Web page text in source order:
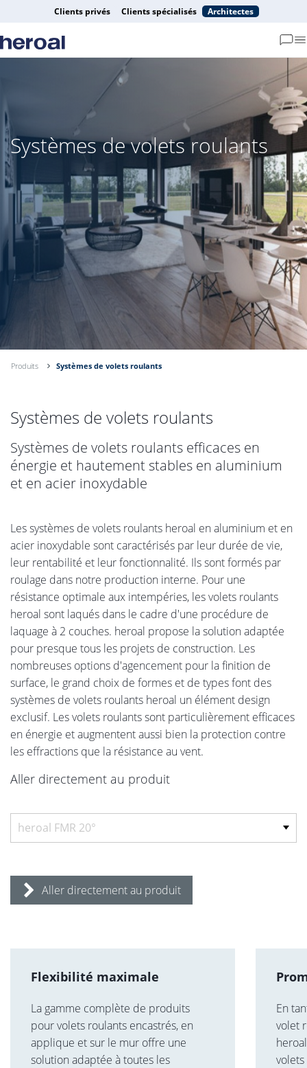
Clients privés Clients spécialisés Architectes
Systèmes de volets roulants
Produits Systèmes de volets roulants
Systèmes de volets roulants
Systèmes de volets roulants efficaces en
énergie et hautement stables en aluminium
et en acier inoxydable
Les systèmes de volets roulants heroal en aluminium et en
acier inoxydable sont caractérisés par leur durée de vie,
leur rentabilité et leur fonctionnalité. Ils sont formés par
roulage dans notre production interne. Pour une
résistance optimale aux intempéries, les volets roulants
heroal sont laqués dans le cadre d'une procédure de
laquage à 2 couches. heroal propose la solution adaptée
pour presque tous les projets de construction. Les
nombreuses options d'agencement pour la finition de
surface, le grand choix de formes et de types font des
systèmes de volets roulants heroal un élément design
exclusif. Les volets roulants sont particulièrement efficaces
en énergie et augmentent aussi bien la protection contre
les effractions que la résistance au vent.
Aller directement au produit
Aller directement au produit
Flexibilité maximale
La gamme complète de produits
pour volets roulants encastrés, en
applique et sur le mur offre une
solution adaptée à toutes les
En
volet